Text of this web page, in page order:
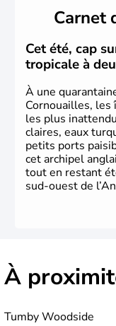
Histoire et
L'Angleterre est
Royaume-Uni. Elle
d’habitants, les
84% de la
Xème siècle et
germanique
parlementaire au
l’essor industriel
Carnet
Cet été, cap
tropicale à
À une
Cornouailles, les
les plus
claires, eaux
petits ports
cet archipel
tout en restant
sud-ouest de
À
Tumby Woodside